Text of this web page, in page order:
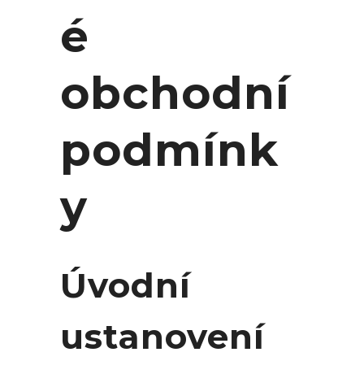
é
obchodní
podmínk
y
Úvodní
ustanovení